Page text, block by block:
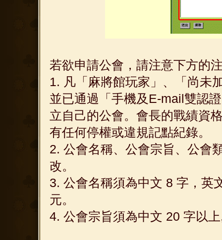
若欲申請公會，請注意下方的
1. 凡「麻將館玩家」、「尚未
並已通過「手機及E-mail雙認
立自己的公會。會長的戰績資
有任何停權或違規記點紀錄。
2. 公會名稱、公會宗旨、公會
改。
3. 公會名稱須為中文 8 字，英
元。
4. 公會宗旨須為中文 20 字以